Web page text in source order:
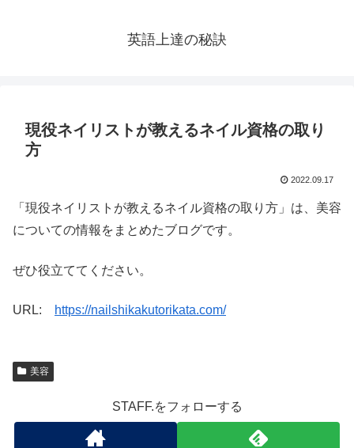
英語上達の秘訣
現役ネイリストが教えるネイル資格の取り
方
2022.09.17
「現役ネイリストが教えるネイル資格の取り方」は、美容
についての情報をまとめたブログです。
ぜひ役立ててください。
URL: https://nailshikakutorikata.com/
美容
STAFF.をフォローする